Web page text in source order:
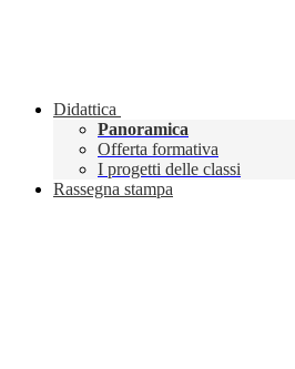
Didattica
Panoramica
Offerta formativa
I progetti delle classi
Rassegna stampa